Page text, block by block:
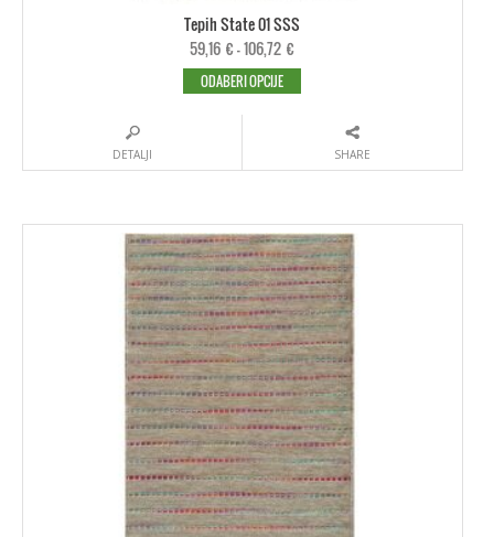
Tepih State 01 SSS
59,16 €–106,72 €
ODABERI OPCIJE
DETALJI SHARE